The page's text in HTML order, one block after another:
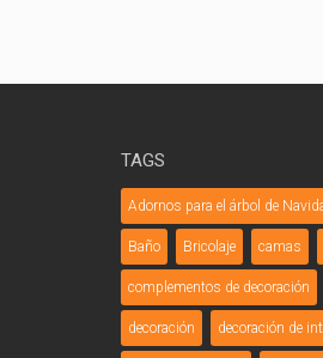
TAGS
Adornos para el árbol de
Baño Bricolaje camas
complementos de decoración
decoración decoración de